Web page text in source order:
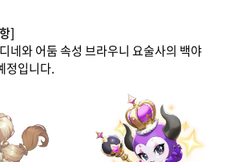
]
네와 어둠 속성 브라우니 요술사의 백야
정입니다.